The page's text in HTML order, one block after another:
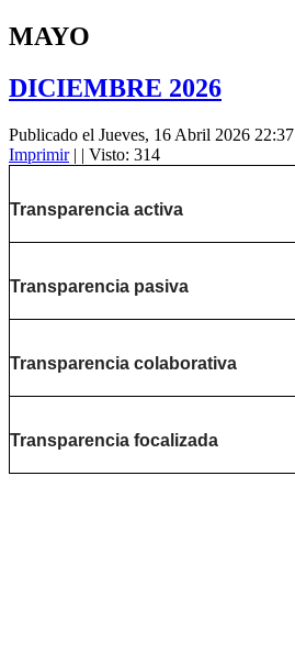
MAYO
DICIEMBRE 2026
Publicado el Jueves, 16 Abril 2026 22:37
Imprimir| | Visto: 314
Transparencia activa
Transparencia pasiva
Transparencia colaborativa
Transparencia focalizada